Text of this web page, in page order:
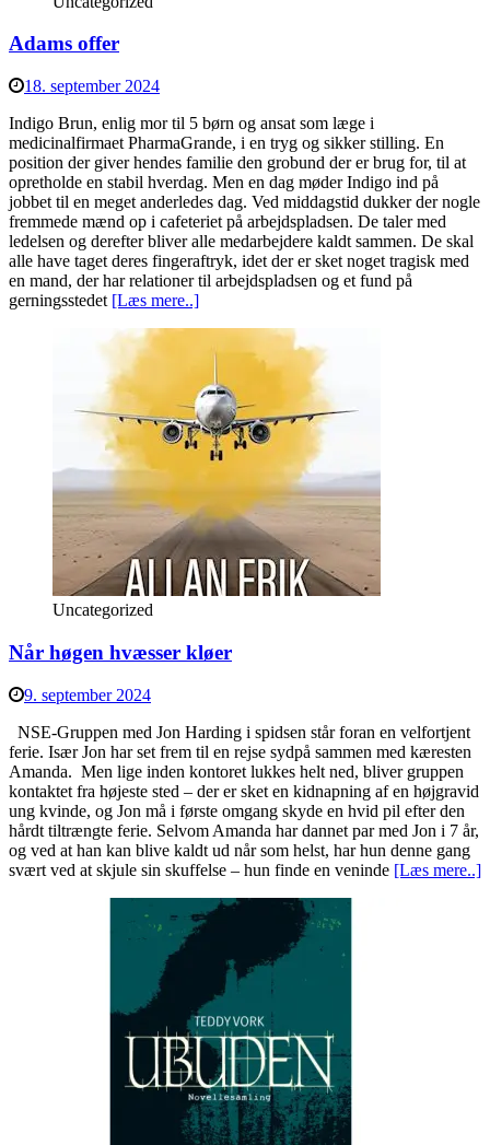
Adams offer
18. september 2024
Indigo Brun, enlig mor til 5 børn og ansat som læge i
medicinalfirmaet PharmaGrande, i en tryg og sikker stilling. En
position der giver hendes familie den grobund der er brug for, til at
opretholde en stabil hverdag. Men en dag møder Indigo ind på
jobbet til en meget anderledes dag. Ved middagstid dukker der nogle
fremmede mænd op i cafeteriet på arbejdspladsen. De taler med
ledelsen og derefter bliver alle medarbejdere kaldt sammen. De skal
alle have taget deres fingeraftryk, idet der er sket noget tragisk med
en mand, der har relationer til arbejdspladsen og et fund på
gerningsstedet [Læs mere..]
Uncategorized
Når høgen hvæsser kløer
9. september 2024
NSE-Gruppen med Jon Harding i spidsen står foran en velfortjent
ferie. Især Jon har set frem til en rejse sydpå sammen med kæresten
Amanda. Men lige inden kontoret lukkes helt ned, bliver gruppen
kontaktet fra højeste sted – der er sket en kidnapning af en højgravid
ung kvinde, og Jon må i første omgang skyde en hvid pil efter den
hårdt tiltrængte ferie. Selvom Amanda har dannet par med Jon i 7 år,
og ved at han kan blive kaldt ud når som helst, har hun denne gang
svært ved at skjule sin skuffelse – hun finde en veninde [Læs mere..]